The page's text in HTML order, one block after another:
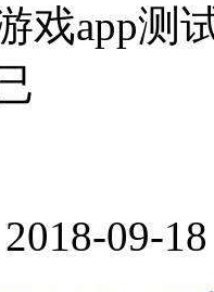
戏app测
2018-09-